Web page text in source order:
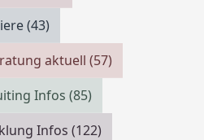
(43)
aktuell(57)
Infos(85)
Infos(122)